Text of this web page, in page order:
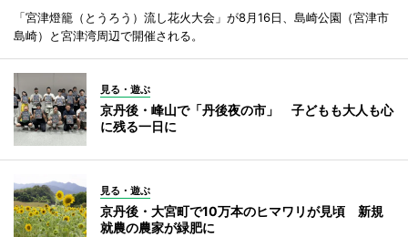
「宮津燈籠（とうろう）流し花火大会」が8月16日、島崎公園（宮津市
島崎）と宮津湾周辺で開催される。
見る・遊ぶ
京丹後・峰山で「丹後夜の市」 子どもも大人も心
に残る一日に
見る・遊ぶ
京丹後・大宮町で10万本のヒマワリが見頃 新規
就農の農家が緑肥に